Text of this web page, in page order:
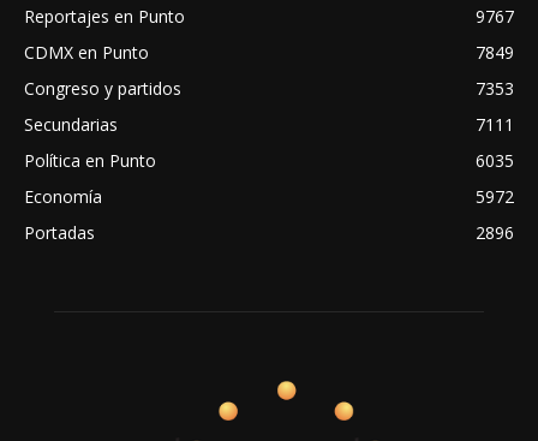
Reportajes en Punto
9767
CDMX en Punto
7849
Congreso y partidos
7353
Secundarias
7111
Política en Punto
6035
Economía
5972
Portadas
2896